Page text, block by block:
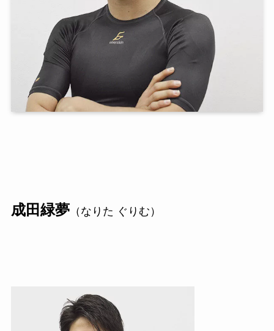
成田緑夢（なりた ぐりむ）